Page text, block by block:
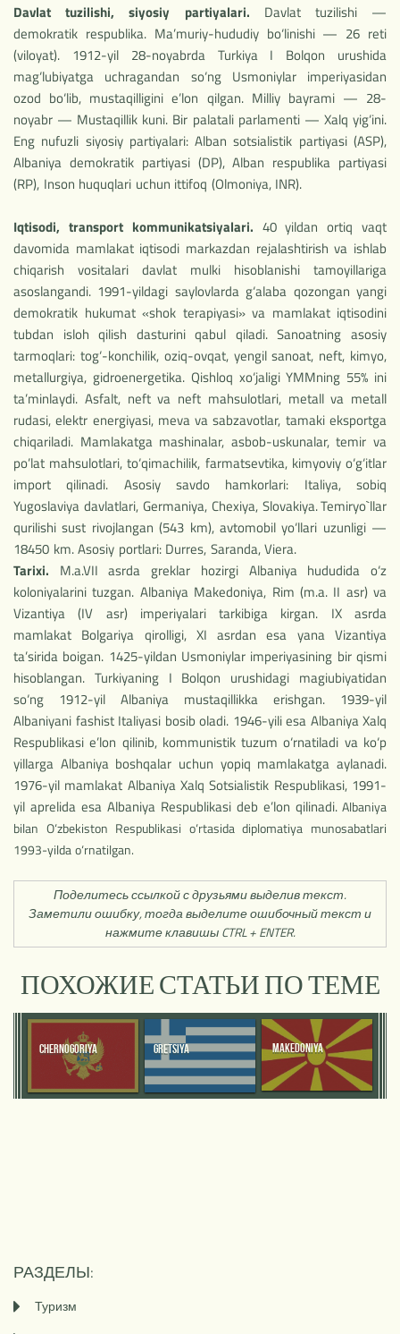
Davlat tuzilishi, siyosiy partiyalari. Davlat tuzilishi —
demokratik respublika. Ma’muriy-hududiy bo‘linishi — 26 reti
(viloyat). 1912-yil 28-noyabrda Turkiya I Bolqon urushida
mag‘lubiyatga uchragandan so‘ng Usmoniylar imperiyasidan
ozod bo‘lib, mustaqilligini e’lon qilgan. Milliy bayrami — 28-
noyabr — Mustaqillik kuni. Bir palatali parlamenti — Xalq yig‘ini.
Eng nufuzli siyosiy partiyalari: Alban sotsialistik partiyasi (ASP),
Albaniya demokratik partiyasi (DP), Alban respublika partiyasi
(RP), Inson huquqlari uchun ittifoq (Olmoniya, INR).
Iqtisodi, transport kommunikatsiyalari. 40 yildan ortiq vaqt
davomida mamlakat iqtisodi markazdan rejalashtirish va ishlab
chiqarish vositalari davlat mulki hisoblanishi tamoyillariga
asoslangandi. 1991-yildagi saylovlarda g‘alaba qozongan yangi
demokratik hukumat «shok terapiyasi» va mamlakat iqtisodini
tubdan isloh qilish dasturini qabul qiladi. Sanoatning asosiy
tarmoqlari: tog‘-konchilik, oziq-ovqat, yengil sanoat, neft, kimyo,
metallurgiya, gidroenergetika. Qishloq xo‘jaligi YMMning 55% ini
ta’minlaydi. Asfalt, neft va neft mahsulotlari, metall va metall
rudasi, elektr energiyasi, meva va sabzavotlar, tamaki eksportga
chiqariladi. Mamlakatga mashinalar, asbob-uskunalar, temir va
po’lat mahsulotlari, to‘qimachilik, farmatsevtika, kimyoviy o‘g‘itlar
import qilinadi. Asosiy savdo hamkorlari: Italiya, sobiq
Yugoslaviya davlatlari, Germaniya, Chexiya, Slovakiya.Temiryo`llar
qurilishi sust rivojlangan (543 km), avtomobil yo‘llari uzunligi —
18450 km. Asosiy portlari: Durres, Saranda, Viera.
Tarixi. M.a.VII asrda greklar hozirgi Albaniya hududida o‘z
koloniyalarini tuzgan. Albaniya Makedoniya, Rim (m.a. II asr) va
Vizantiya (IV asr) imperiyalari tarkibiga kirgan. IX asrda
mamlakat Bolgariya qirolligi, XI asrdan esa yana Vizantiya
ta’sirida boigan. 1425-yildan Usmoniylar imperiyasining bir qismi
hisoblangan. Turkiyaning I Bolqon urushidagi magiubiyatidan
so‘ng 1912-yil Albaniya mustaqillikka erishgan. 1939-yil
Albaniyani fashist Italiyasi bosib oladi. 1946-yili esa Albaniya Xalq
Respublikasi e’lon qilinib, kommunistik tuzum o‘rnatiladi va ko‘p
yillarga Albaniya boshqalar uchun yopiq mamlakatga aylanadi.
1976-yil mamlakat Albaniya Xalq Sotsialistik Respub­likasi, 1991-
yil aprelida esa Albaniya Respublikasi deb e’lon qilinadi. Albaniya
bilan O‘zbekiston Respublikasi o‘rtasida diplomatiya munosabatlari
1993-yilda o‘rnatil­gan.
Поделитесь ссылкой с друзьями выделив текст.
Заметили ошибку, тогда выделите ошибочный текст и
нажмите клавишы CTRL + ENTER.
ПОХОЖИЕ СТАТЬИ ПО ТЕМЕ
CHERNOGORIYA GRETSIYA MAKEDONIYA
РАЗДЕЛЫ:
Туризм